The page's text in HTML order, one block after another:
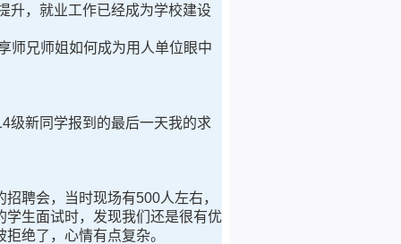
升，就业工作已经成为学校建设
兄师姐如何成为用人单位眼中
级新同学报到的最后一天我的求
聘会，当时现场有500人左右，
生面试时，发现我们还是很有优
绝了，心情有点复杂。